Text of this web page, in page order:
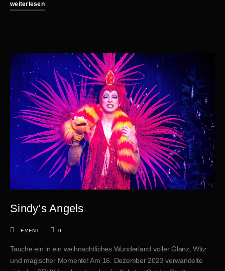
weiterlesen
Sindy’s Angels
EVENT 0
Tauche ein in ein weihnachtliches Wunderland voller Glanz, Witz
und magischer Momente! Am 16. Dezember 2023 verwandelte